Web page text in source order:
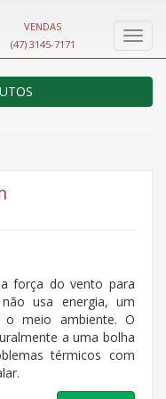
VENDAS
(47) 3145-7171
força do vento para
usa energia, um
meio ambiente. O
a uma bolha
térmicos com